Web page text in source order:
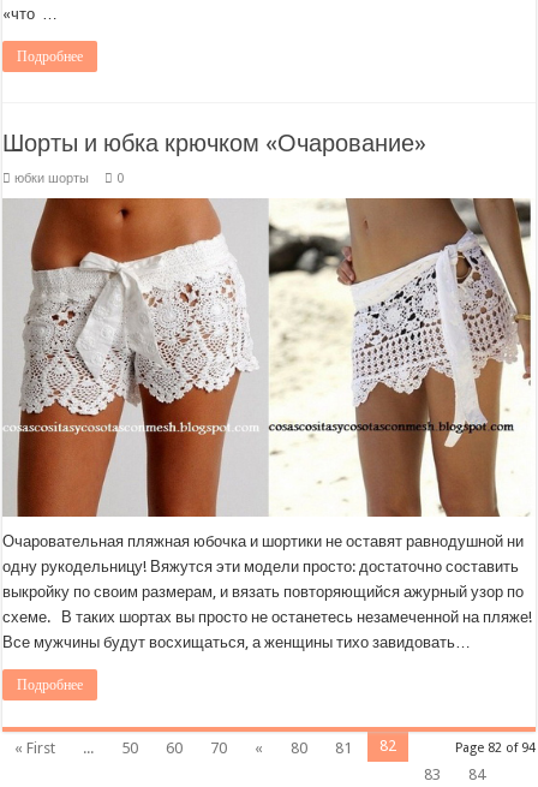
«что …
Подробнее
Шорты и юбка крючком «Очарование»
юбки шорты 0
Очаровательная пляжная юбочка и шортики не оставят равнодушной ни
одну рукодельницу! Вяжутся эти модели просто: достаточно составить
выкройку по своим размерам, и вязать повторяющийся ажурный узор по
схеме. В таких шортах вы просто не останетесь незамеченной на пляже!
Все мужчины будут восхищаться, а женщины тихо завидовать…
Подробнее
Page 82 of 94
« First ... 50 60 70 « 80 81
82
83
84